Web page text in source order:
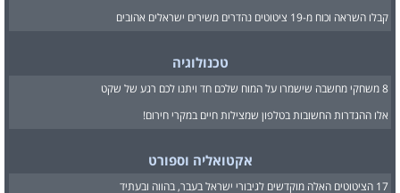
קבלו השראה וכוח מ-19 ציטוטים נהדרים משירים ישראלים אהובים
טכנולוגיה
8 משחקי מחשבה שישמרו על המוח שלכם חד ויתנו לכם רגע של שקט
אלו ההגדרות החשובות בטלפון שמצילות חיים במקרי חירום!
אקטואליה וספורט
17 הציטוטים האלה מוקדשים לגיבורי ישראל בעבר, בהווה ובעתיד